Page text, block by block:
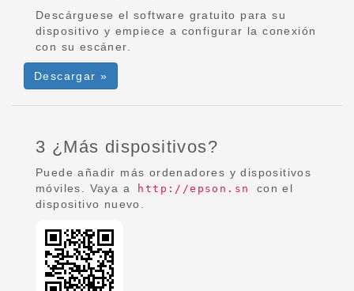
Descárguese el software gratuito para su
dispositivo y empiece a configurar la conexión
con su escáner.
Descargar »
3 ¿Más dispositivos?
Puede añadir más ordenadores y dispositivos
móviles. Vaya a
http://epson.sn
con el
dispositivo nuevo.